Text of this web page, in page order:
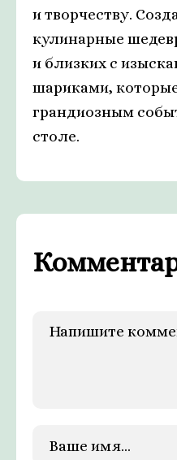
и творчеству.
кулинарные
и близких с
шариками,
грандиозным
столе.